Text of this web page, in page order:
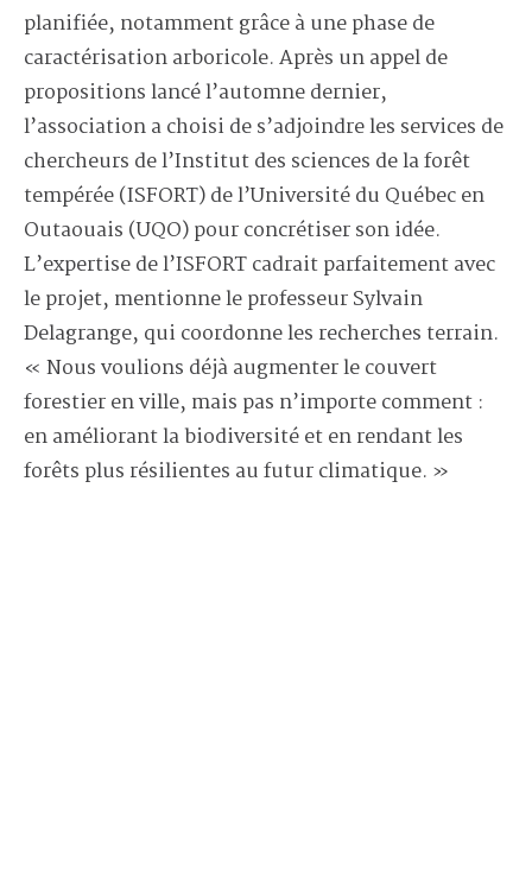
planifiée, notamment grâce à une phase de
caractérisation arboricole. Après un appel de
propositions lancé l’automne dernier,
l’association a choisi de s’adjoindre les services de
chercheurs de l’Institut des sciences de la forêt
tempérée (ISFORT) de l’Université du Québec en
Outaouais (UQO) pour concrétiser son idée.
L’expertise de l’ISFORT cadrait parfaitement avec
le projet, mentionne le professeur Sylvain
Delagrange, qui coordonne les recherches terrain.
« Nous voulions déjà augmenter le couvert
forestier en ville, mais pas n’importe comment :
en améliorant la biodiversité et en rendant les
forêts plus résilientes au futur climatique. »